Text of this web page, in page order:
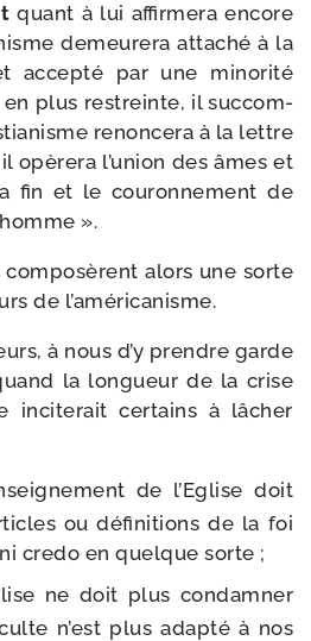
quant à lui affir­me­ra encore
demeu­re­ra atta­ché à la
accep­té par une mino­ri­té
plus res­treinte, il suc­com­
renon­ce­ra à la lettre
opè­re­ra l’u­nion des âmes et
fin et le cou­ron­ne­ment de
».
com­po­sèrent alors une sorte
de l’américanisme.
à nous d’y prendre garde
la lon­gueur de la crise
inci­te­rait cer­tains à lâcher
de l’Eglise doit
ou défi­ni­tions de la foi
cre­do en quelque sorte ;
ne doit plus condam­ner
n’est plus adap­té à nos